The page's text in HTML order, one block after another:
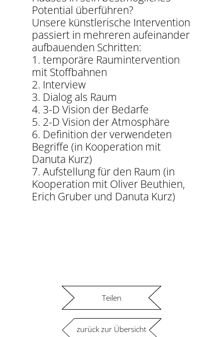
Potential überführen?
Unsere künstlerische Intervention
passiert in mehreren aufeinander
aufbauenden Schritten:
1. temporäre Raumintervention
mit Stoffbahnen
2. Interview
3. Dialog als Raum
4. 3-D Vision der Bedarfe
5. 2-D Vision der Atmosphäre
6. Definition der verwendeten
Begriffe (in Kooperation mit
Danuta Kurz)
7. Aufstellung für den Raum (in
Kooperation mit Oliver Beuthien,
Erich Gruber und Danuta Kurz)
Teilen
zurück zur Übersicht